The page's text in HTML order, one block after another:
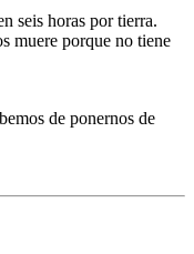
seis horas por tierra.
muere porque no tiene
de ponernos de